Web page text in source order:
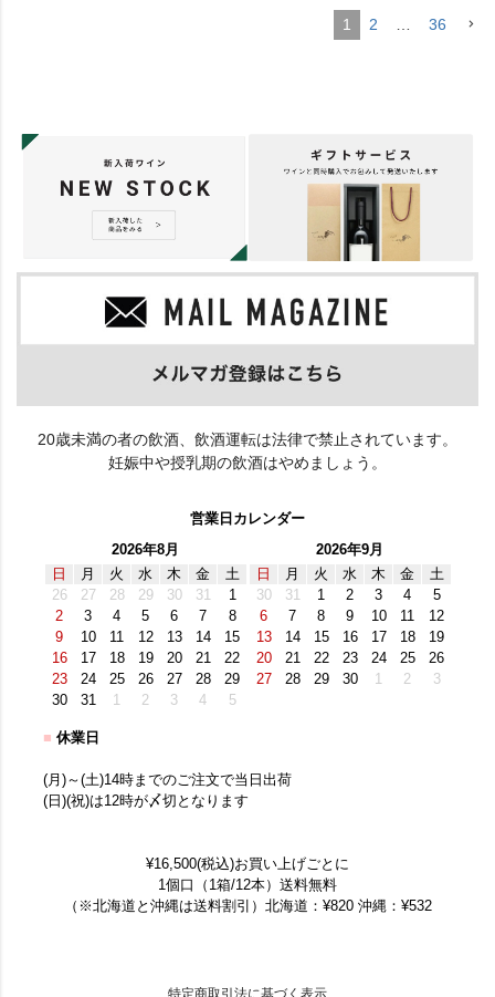
1 2 36
20歳未満の者の飲酒、飲酒運転は法律で禁止されています。
妊娠中や授乳期の飲酒はやめましょう。
営業日カレンダー
2026年8月
日
月 火 水 木 金
土
26
27 28 29 30 31
1
2
3 4 5 6 7
8
9
10 11 12 13 14
15
16
17 18 19 20 21
22
23
24 25 26 27 28
29
30
31 1 2 3 4 5
2026年9月
日
月 火 水 木 金
土
30
31 1 2 3 4
5
6
7 8 9 10 11
12
13
14 15 16 17 18
19
20
21 22 23 24 25
26
27
28 29 30 1 2 3
■ 休業日
(月)～(土)14時までのご注文で当日出荷
(日)(祝)は12時が〆切となります
¥16,500(税込)お買い上げごとに
1個口（1箱/12本）送料無料
（※北海道と沖縄は送料割引）北海道：¥820 沖縄：¥532